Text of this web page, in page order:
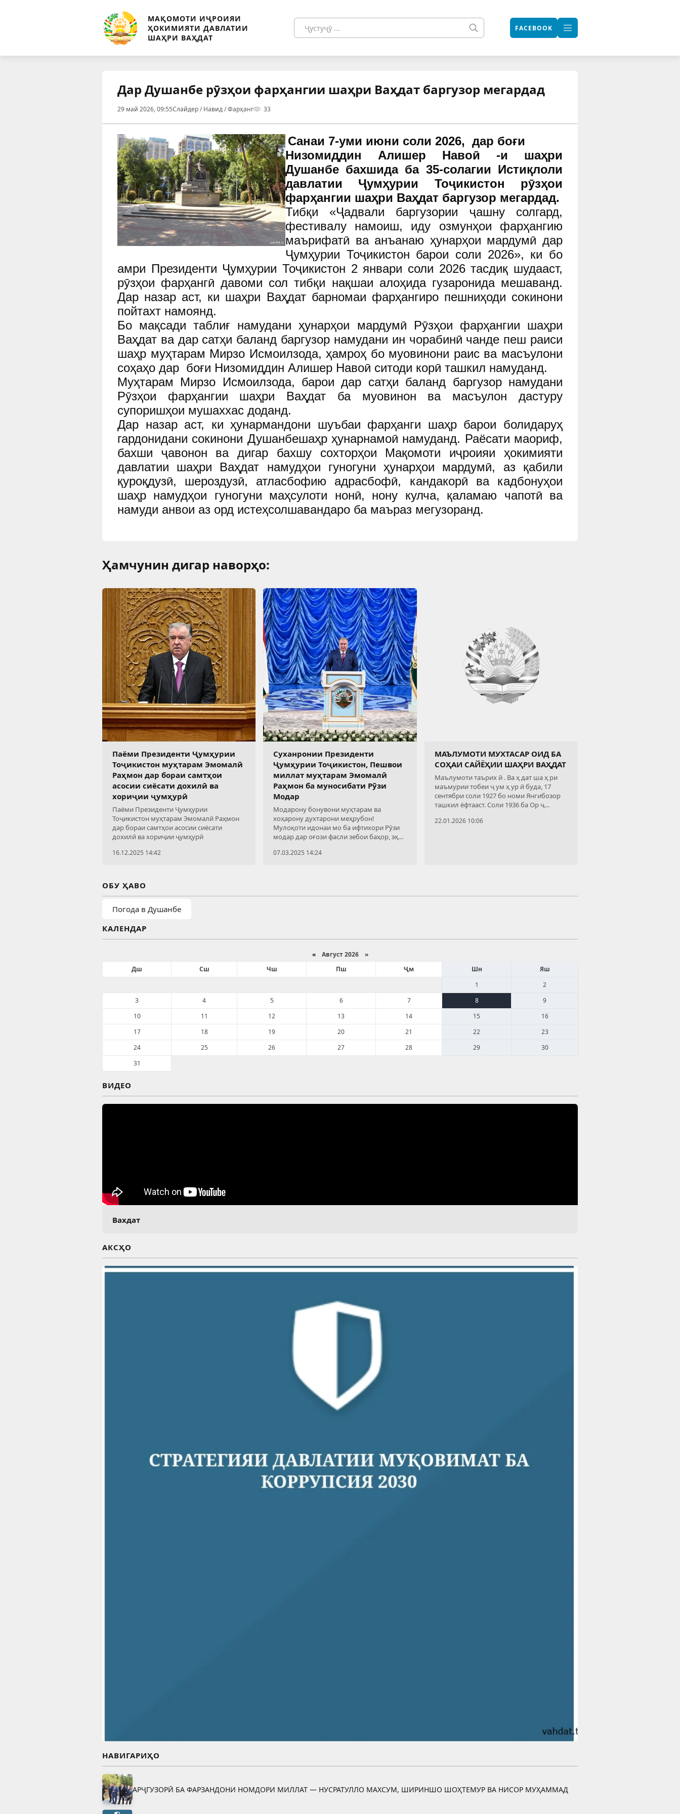
МАҚОМОТИ ИҶРОИЯИ
ҲОКИМИЯТИ ДАВЛАТИИ
ШАҲРИ ВАҲДАТ
FACEBOOK
Дар Душанбе рӯзҳои фарҳангии шаҳри Ваҳдат баргузор мегардад
29 май 2026, 09:55Слайдер / Навид / Фарҳанг 33
Санаи 7-уми июни соли 2026, дар боғи
Низомиддин Алишер Навоӣ -и шаҳри
Душанбе бахшида ба 35-солагии Истиқлоли
давлатии Ҷумҳурии Тоҷикистон рӯзҳои
фарҳангии шаҳри Ваҳдат баргузор мегардад.
Тибқи «Ҷадвали баргузории ҷашну солгард,
фестивалу намоиш, иду озмунҳои фарҳангию
маърифатӣ ва анъанаю ҳунарҳои мардумӣ дар
Ҷумҳурии Тоҷикистон барои соли 2026», ки бо
амри Президенти Ҷумҳурии Тоҷикистон 2 январи соли 2026 тасдиқ шудааст,
рӯзҳои фарҳангӣ давоми сол тибқи нақшаи алоҳида гузаронида мешаванд.
Дар назар аст, ки шаҳри Ваҳдат барномаи фарҳангиро пешниҳоди сокинони
пойтахт намоянд.
Бо мақсади таблиғ намудани ҳунарҳои мардумӣ Рӯзҳои фарҳангии шаҳри
Ваҳдат ва дар сатҳи баланд баргузор намудани ин чорабинӣ чанде пеш раиси
шаҳр муҳтарам Мирзо Исмоилзода, ҳамроҳ бо муовинони раис ва масъулони
соҳаҳо дар боғи Низомиддин Алишер Навоӣ ситоди корӣ ташкил намуданд.
Муҳтарам Мирзо Исмоилзода, барои дар сатҳи баланд баргузор намудани
Рӯзҳои фарҳангии шаҳри Ваҳдат ба муовинон ва масъулон дастуру
супоришҳои мушаххас доданд.
Дар назар аст, ки ҳунармандони шуъбаи фарҳанги шаҳр барои болидаруҳ
гардонидани сокинони Душанбешаҳр ҳунарнамоӣ намуданд. Раёсати маориф,
бахши ҷавонон ва дигар бахшу сохторҳои Мақомоти иҷроияи ҳокимияти
давлатии шаҳри Ваҳдат намудҳои гуногуни ҳунарҳои мардумӣ, аз қабили
қуроқдузӣ, шероздузӣ, атласбофию адрасбофӣ, кандакорӣ ва кадбонуҳои
шаҳр намудҳои гуногуни маҳсулоти нонӣ, нону кулча, қаламаю чапотӣ ва
намуди анвои аз орд истеҳсолшавандаро ба маъраз мегузоранд.
Ҳамчунин дигар наворҳо:
Паёми Президенти Ҷумҳурии
Тоҷикистон муҳтарам Эмомалӣ
Раҳмон дар бораи самтҳои
асосии сиёсати дохилӣ ва
хориҷии ҷумҳурӣ
Паёми Президенти Ҷумҳурии
Тоҷикистон муҳтарам Эмомалӣ Раҳмон
дар бораи самтҳои асосии сиёсати
дохилӣ ва хориҷии ҷумҳурӣ
16.12.2025 14:42
Суханронии Президенти
Ҷумҳурии Тоҷикистон, Пешвои
миллат муҳтарам Эмомалӣ
Раҳмон ба муносибати Рӯзи
Модар
Модарону бонувони муҳтарам ва
хоҳарону духтарони меҳрубон!
Мулоқоти идонаи мо ба ифтихори Рӯзи
модар дар оғози фасли зебои баҳор, эҳёи
таҷлили ҷашни Наврӯзи
07.03.2025 14:24
МАЪЛУМОТИ МУХТАСАР ОИД БА
СОҲАИ САЙЁҲИИ ШАҲРИ ВАҲДАТ
Маълумоти таърих ӣ . Ва ҳ дат ша ҳ ри
маъмурии тобеи ҷ ум ҳ ур ӣ буда, 17
сентябри соли 1927 бо номи Янгибозор
ташкил ёфтааст. Соли 1936 ба Ор ҷ
он ва аз соли
22.01.2026 10:06
ОБУ ҲАВО
Погода в Душанбе
КАЛЕНДАР
«Август 2026 »
Дш
Сш Чш Пш Ҷм Шн
Яш
1
2
3
4 5 6 7 8
9
10
11 12 13 14 15
16
17
18 19 20 21 22
23
24
25 26 27 28 29
30
31
ВИДЕО
Вахдат
АКСҲО
НАВИГАРИҲО
АРҶГУЗОРӢ БА ФАРЗАНДОНИ НОМДОРИ МИЛЛАТ — НУСРАТУЛЛО МАХСУМ, ШИРИНШО ШОҲТЕМУР ВА НИСОР МУҲАММАД